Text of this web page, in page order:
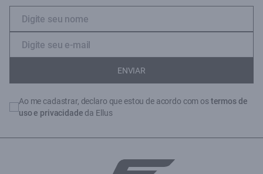
ENVIAR
Ao me cadastrar, declaro que estou de acordo com ostermos de
uso e privacidade da Ellus